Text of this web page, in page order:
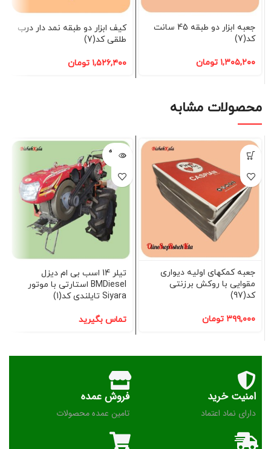
جعبه ابزار دو طبقه 45 سانت
کد(7)
۱,۳۰۵,۲۰۰ تومان
کیف ابزار دو طبقه نمد دار درب
طلقی کد(7)
۱,۵۲۶,۴۰۰ تومان
محصولات مشابه
جعبه کمکهای اولیه دیواری
مقوایی با روکش برزنتی
کد(97)
۳۹۹,۰۰۰ تومان
فروخته
شده
تیلر 14 اسب بی ام دیزل
BMDiesel استارتی با موتور
Siyara تایلندی کد(1)
تماس بگیرید
امنیت خرید
دارای نماد اعتماد
فروش عمده
تامین عمده محصولات